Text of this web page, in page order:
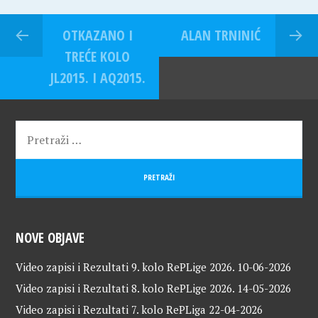
OTKAZANO I
TREĆE KOLO
JL2015. I AQ2015.
ALAN TRNINIĆ
NOVE OBJAVE
Video zapisi i Rezultati 9. kolo RePLige 2026. 10-06-2026
Video zapisi i Rezultati 8. kolo RePLige 2026. 14-05-2026
Video zapisi i Rezultati 7. kolo RePLiga 22-04-2026